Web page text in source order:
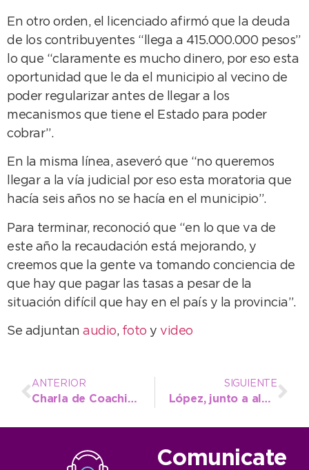
En otro orden, el licenciado afirmó que la deuda
de los contribuyentes “llega a 415.000.000 pesos”
lo que “claramente es mucho dinero, por eso esta
oportunidad que le da el municipio al vecino de
poder regularizar antes de llegar a los
mecanismos que tiene el Estado para poder
cobrar”.
En la misma línea, aseveró que “no queremos
llegar a la vía judicial por eso esta moratoria que
hacía seis años no se hacía en el municipio”.
Para terminar, reconoció que “en lo que va de
este año la recaudación está mejorando, y
creemos que la gente va tomando conciencia de
que hay que pagar las tasas a pesar de la
situación difícil que hay en el país y la provincia”.
Se adjuntan audio, foto y video
ANTERIOR
Charla de Coaching Motivacional para el desarrollo de habilidades
SIGUIENTE
López, junto a alumnos de la Escuela Municipal de Canotaje tras destacada labor
Comunicate